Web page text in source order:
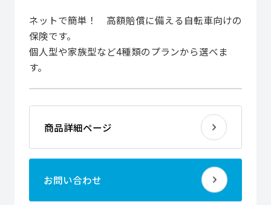
ネットで簡単！ 高額賠償に備える自転車向けの
保険です。
個人型や家族型など4種類のプランから選べま
す。
商品詳細ページ
お問い合わせ